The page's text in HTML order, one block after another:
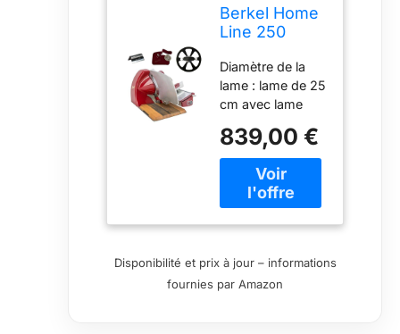
Berkel Home
Line 250
de qualité
supérieure
avec planche
d'insertion
faite à la main
+ extracteur
de lame +
embout
abrasif +
découper
Diamètre de la
lame : lame de 25
cm avec lame
Une puissance
de coupe plus
élevée grâce à la
lame de coupe
facilement les
charcuteries les
839,00 €
Disponibilité et prix à jour – informations
fournies par Amazon